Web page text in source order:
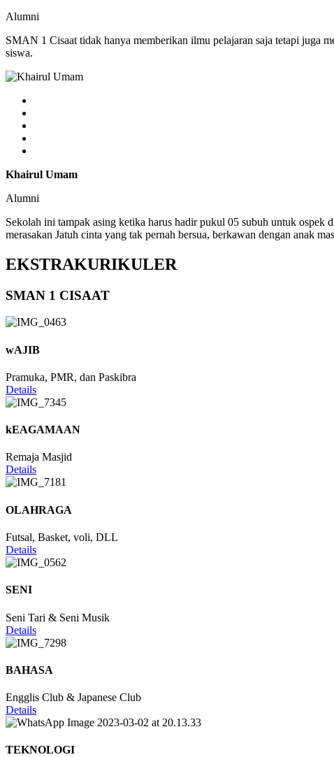
Alumni
SMAN 1 Cisaat tidak hanya memberikan ilmu pelajaran saja tetapi juga
siswa.
Khairul Umam
Alumni
Sekolah ini tampak asing ketika harus hadir pukul 05 subuh untuk
merasakan Jatuh cinta yang tak pernah bersua, berkawan dengan anak
EKSTRAKURIKULER
SMAN 1 CISAAT
wAJIB
Pramuka, PMR, dan Paskibra
Details
kEAGAMAAN
Remaja Masjid
Details
OLAHRAGA
Futsal, Basket, voli, DLL
Details
SENI
Seni Tari & Seni Musik
Details
BAHASA
Engglis Club & Japanese Club
Details
TEKNOLOGI